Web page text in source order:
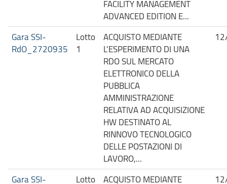
FACILITY MANAGEMENT
ADVANCED EDITION E...
Gara SSI-
RdO_2720935
Lotto
1
ACQUISTO MEDIANTE
L'ESPERIMENTO DI UNA
RDO SUL MERCATO
ELETTRONICO DELLA
PUBBLICA
AMMINISTRAZIONE
RELATIVA AD ACQUISIZIONE
HW DESTINATO AL
RINNOVO TECNOLOGICO
DELLE POSTAZIONI DI
LAVORO,...
Gara SSI-
Lotto
ACQUISTO MEDIANTE